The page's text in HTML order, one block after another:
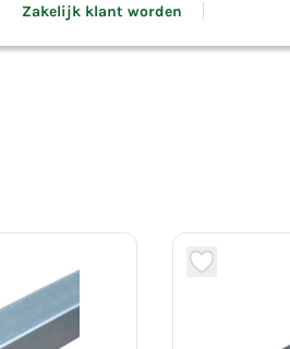
Zakelijk klant worden